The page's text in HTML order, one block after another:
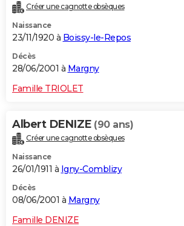
Créer une cagnotte obsèques
Naissance
23/11/1920 à Boissy-le-Repos
Décès
28/06/2001 à Margny
Famille TRIOLET
Albert DENIZE (90 ans)
Créer une cagnotte obsèques
Naissance
26/01/1911 à Igny-Comblizy
Décès
08/06/2001 à Margny
Famille DENIZE